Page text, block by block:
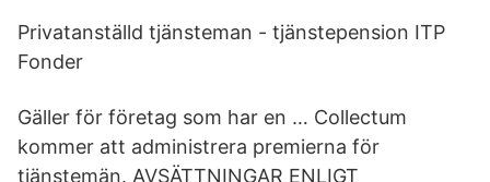
Privatanställd tjänsteman - tjänstepension ITP
Fonder
Gäller för företag som har en … Collectum
kommer att administrera premierna för
tjänstemän. AVSÄTTNINGAR ENLIGT